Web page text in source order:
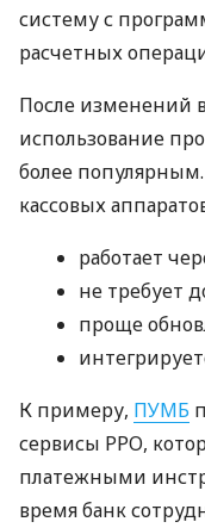
систему с
расчетных
После изменений
использование
более
кассовых
работает
не требует
проще
К примеру, ПУМБ
сервисы РРО,
платежными
время банк